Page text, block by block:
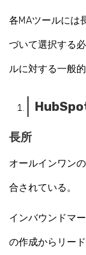
各MAツールには
づいて選択する
ルに対する一般
長所
オールインワン
合されている。
インバウンドマ
の作成からリー